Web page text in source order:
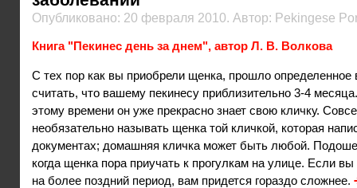
Опубликовано: 20 февраля 2010. Автор: Pekingese
Книга "Пекинес день за днем", автор Л. В. Волкова
С тех пор как вы приобрели щенка, прошло определенное
считать, что вашему пекинесу приблизительно 3-4
этому времени он уже прекрасно знает свою кличку.
необязательно называть щенка той кличкой, которая
документах; домашняя кличка может быть любой.
когда щенка пора приучать к прогулкам на улице. Если вы
на более поздний период, вам придется гораздо сложнее.